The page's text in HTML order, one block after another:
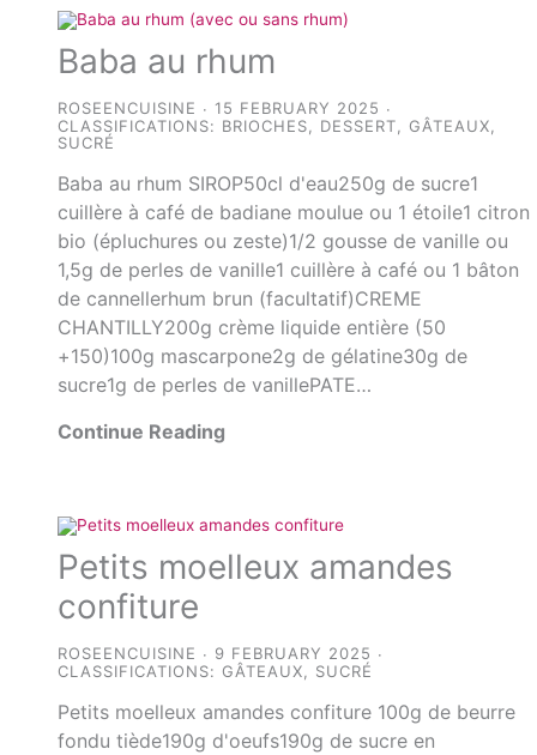
Baba au rhum
ROSEENCUISINE
15 FEBRUARY 2025
CLASSIFICATIONS: BRIOCHES DESSERT ,GÂTEAUX
SUCRÉ
Baba au rhum SIROP50cl d'eau250g de sucre1
cuillère à café de badiane moulue ou 1 étoile1 citron
bio (épluchures ou zeste)1/2 gousse de vanille ou
1,5g de perles de vanille1 cuillère à café ou 1 bâton
de cannellerhum brun (facultatif)CREME
CHANTILLY200g crème liquide entière (50
+150)100g mascarpone2g de gélatine30g de
sucre1g de perles de vanillePATE…
Continue Reading
Petits moelleux amandes
confiture
ROSEENCUISINE
9 FEBRUARY 2025
CLASSIFICATIONS:GÂTEAUX, SUCRÉ
Petits moelleux amandes confiture 100g de beurre
fondu tiède190g d'oeufs190g de sucre en